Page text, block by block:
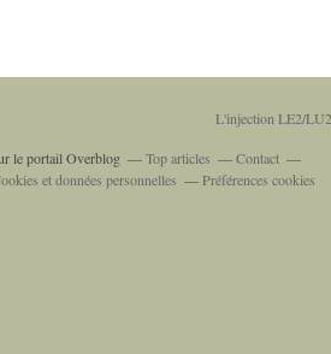
L'injection LE2/
le portail Overblog Top articles
Contact
et données personnelles Préférences cookies